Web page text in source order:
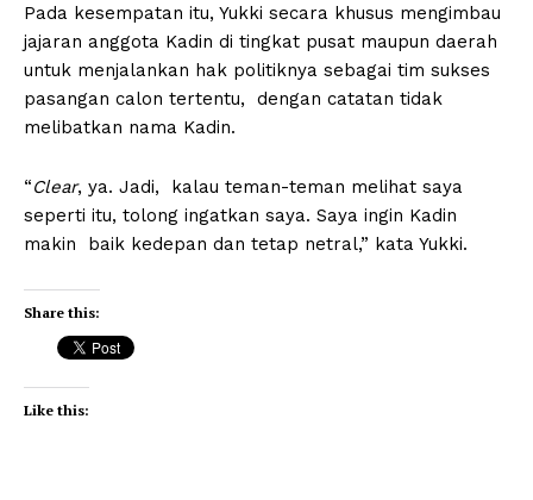
Pada kesempatan itu, Yukki secara khusus mengimbau
jajaran anggota Kadin di tingkat pusat maupun daerah
untuk menjalankan hak politiknya sebagai tim sukses
pasangan calon tertentu, dengan catatan tidak
melibatkan nama Kadin.
“Clear, ya. Jadi, kalau teman-teman melihat saya
seperti itu, tolong ingatkan saya. Saya ingin Kadin
makin baik kedepan dan tetap netral,” kata Yukki.
Share this:
Like this: